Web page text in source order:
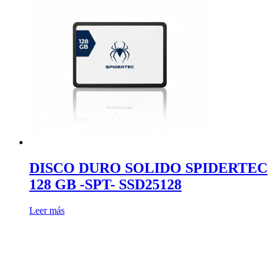
DISCO DURO SOLIDO SPIDERTEC
128 GB -SPT- SSD25128
Leer más